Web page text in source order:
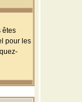
êtes
pour les